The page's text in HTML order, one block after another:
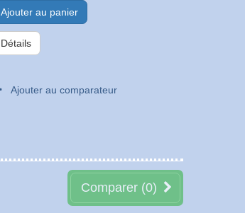
Ajouter au panier
Détails
Ajouter au comparateur
Comparer (0)